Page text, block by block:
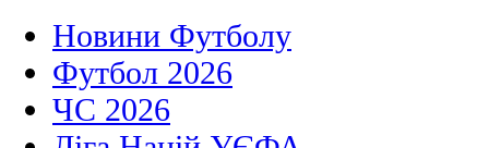
Новини Футболу
Футбол 2026
ЧС 2026